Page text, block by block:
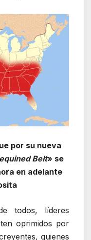
por su nueva
Belt» se
en adelante
todos, líderes
oprimidos por
quienes